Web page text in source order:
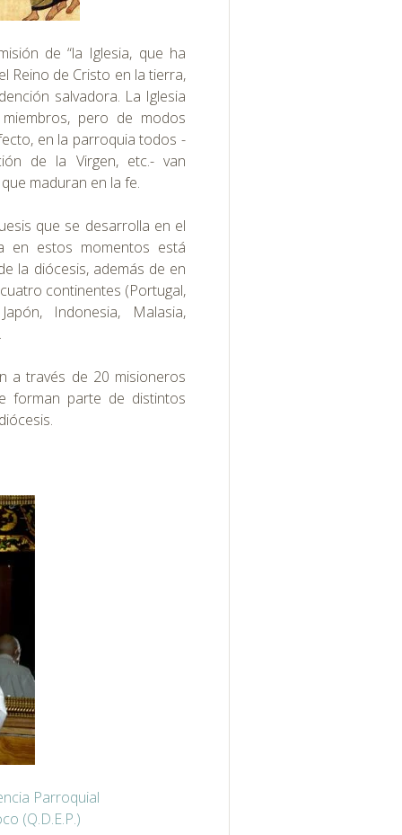
de “la Iglesia, que ha
Reino de Cristo en la tierra,
salvadora. La Iglesia
pero de modos
en la parroquia todos -
de la Virgen, etc.- van
maduran en la fe.
que se desarrolla en el
en estos momentos está
la diócesis, además de en
continentes (Portugal,
Indonesia, Malasia,
a través de 20 misioneros
forman parte de distintos
Parroquial
(Q.D.E.P.)